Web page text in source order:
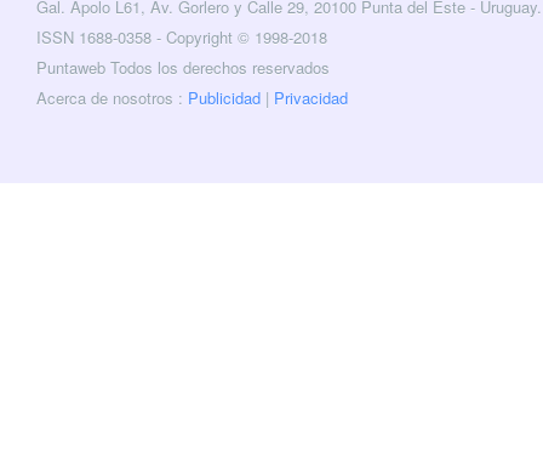
Gal. Apolo L61, Av. Gorlero y Calle 29, 20100 Punta del Este - Uruguay.
ISSN 1688-0358 - Copyright © 1998-2018
Puntaweb Todos los derechos reservados
Acerca de nosotros : Publicidad | Privacidad
Twitter